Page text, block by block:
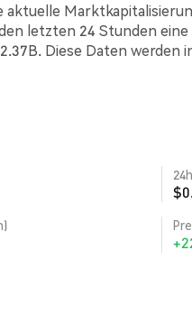
letzten 24 Stunden
Diese Daten werden